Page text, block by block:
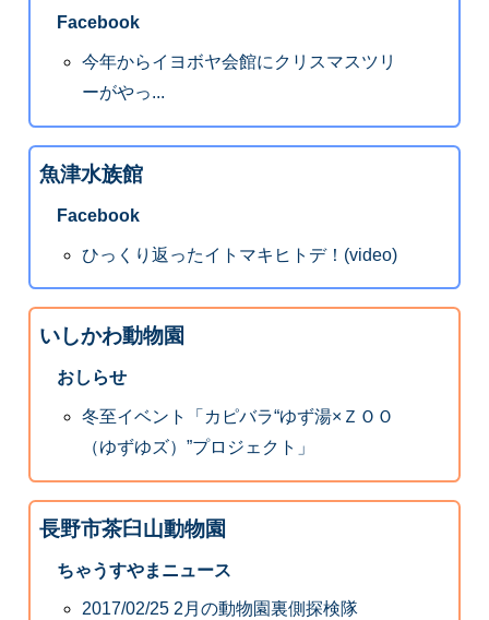
Facebook
今年からイヨボヤ会館にクリスマスツリ
ーがやっ...
魚津水族館
Facebook
ひっくり返ったイトマキヒトデ！(video)
いしかわ動物園
おしらせ
冬至イベント「カピバラ“ゆず湯×ＺＯＯ
（ゆずゆズ）”プロジェクト」
長野市茶臼山動物園
ちゃうすやまニュース
2017/02/25 2月の動物園裏側探検隊